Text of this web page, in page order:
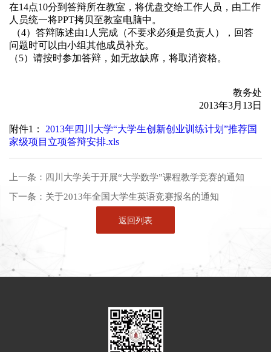
在14点10分到答辩所在教室，将优盘交给工作人员，由工作
人员统一将PPT拷贝至教室电脑中。
（4）答辩陈述由1 人完成（不要求必须是负责人），回答
问题时可以由小组其他成员补充。
（5）请按时参加答辩，如无故缺席，将取消资格。
教务处
2013年3月13日
附件1：
2013年四川大学“大学生创新创业训练计划”推荐国
家级项目立项答辩安排.xls
上一条： 四川大学关于开展“大学数学”课程教学竞赛的通知
下一条： 关于2013年全国大学生英语竞赛报名的通知
返回列表